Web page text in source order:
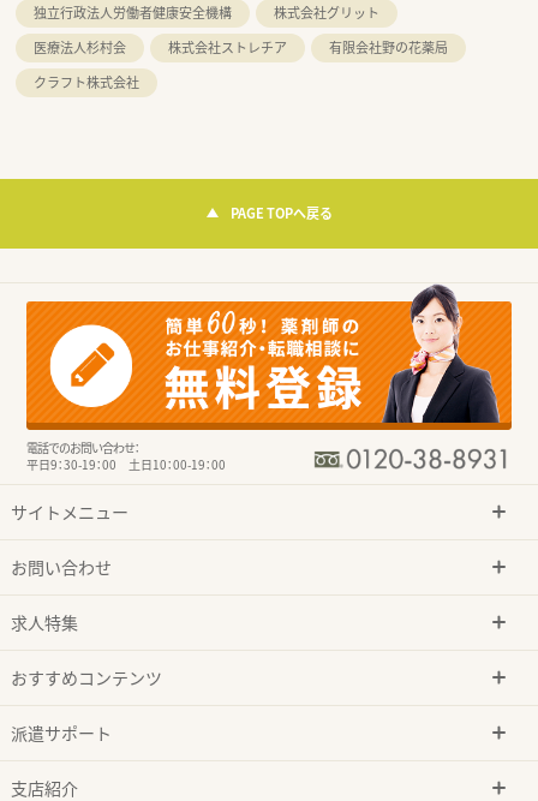
独立行政法人労働者健康安全機構
株式会社グリット
医療法人杉村会
株式会社ストレチア
有限会社野の花薬局
クラフト株式会社
PAGE TOPへ戻る
電話でのお問い合わせ：
平日9：30-19：00 土日10：00-19：00
サイトメニュー
お問い合わせ
求人特集
おすすめコンテンツ
派遣サポート
支店紹介